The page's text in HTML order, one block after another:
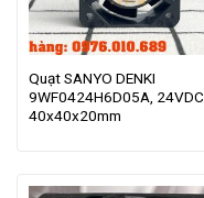
Quạt SANYO DENKI
9WF0424H6D05A, 24VDC,
40x40x20mm